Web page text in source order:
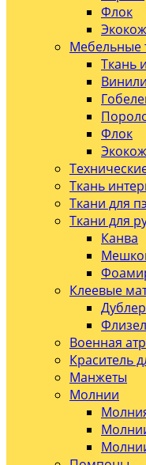
Флок
Мебельные
Ткань
Флок
Ткань
Ткани для
Ткани для
Канва
Клеевые
Военная
Краситель
Манжеты
Молнии